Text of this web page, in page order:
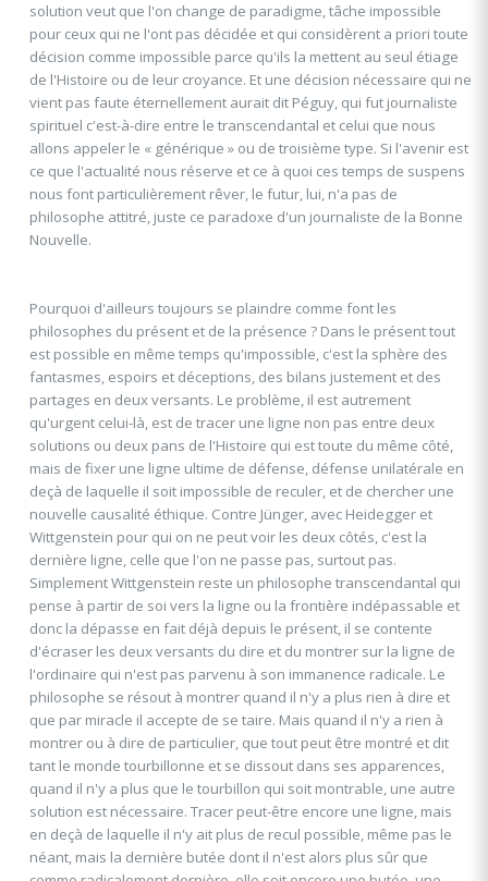
solution veut que l'on change de paradigme, tâche impossible
pour ceux qui ne l'ont pas décidée et qui considèrent a priori toute
décision comme impossible parce qu'ils la mettent au seul étiage
de l'Histoire ou de leur croyance. Et une décision nécessaire qui ne
vient pas faute éternellement aurait dit Péguy, qui fut journaliste
spirituel c'est-à-dire entre le transcendantal et celui que nous
allons appeler le « générique » ou de troisième type. Si l'avenir est
ce que l'actualité nous réserve et ce à quoi ces temps de suspens
nous font particulièrement rêver, le futur, lui, n'a pas de
philosophe attitré, juste ce paradoxe d'un journaliste de la Bonne
Nouvelle.
Pourquoi d'ailleurs toujours se plaindre comme font les
philosophes du présent et de la présence ? Dans le présent tout
est possible en même temps qu'impossible, c'est la sphère des
fantasmes, espoirs et déceptions, des bilans justement et des
partages en deux versants. Le problème, il est autrement
qu'urgent celui-là, est de tracer une ligne non pas entre deux
solutions ou deux pans de l'Histoire qui est toute du même côté,
mais de fixer une ligne ultime de défense, défense unilatérale en
deçà de laquelle il soit impossible de reculer, et de chercher une
nouvelle causalité éthique. Contre Jünger, avec Heidegger et
Wittgenstein pour qui on ne peut voir les deux côtés, c'est la
dernière ligne, celle que l'on ne passe pas, surtout pas.
Simplement Wittgenstein reste un philosophe transcendantal qui
pense à partir de soi vers la ligne ou la frontière indépassable et
donc la dépasse en fait déjà depuis le présent, il se contente
d'écraser les deux versants du dire et du montrer sur la ligne de
l'ordinaire qui n'est pas parvenu à son immanence radicale. Le
philosophe se résout à montrer quand il n'y a plus rien à dire et
que par miracle il accepte de se taire. Mais quand il n'y a rien à
montrer ou à dire de particulier, que tout peut être montré et dit
tant le monde tourbillonne et se dissout dans ses apparences,
quand il n'y a plus que le tourbillon qui soit montrable, une autre
solution est nécessaire. Tracer peut-être encore une ligne, mais
en deçà de laquelle il n'y ait plus de recul possible, même pas le
néant, mais la dernière butée dont il n'est alors plus sûr que